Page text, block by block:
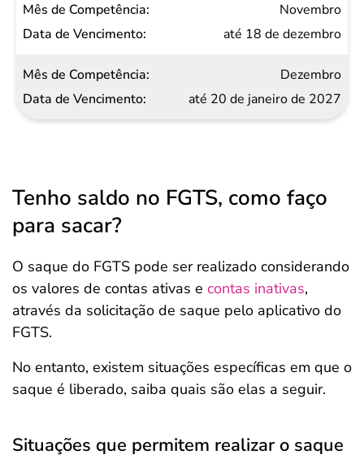
Novembro
até 18 de dezembro
Dezembro
até 20 de janeiro de 2027
Tenho saldo no FGTS, como faço
para sacar?
O saque do FGTS pode ser realizado considerando
os valores de contas ativas e contas inativas,
através da solicitação de saque pelo aplicativo do
FGTS.
No entanto, existem situações específicas em que o
saque é liberado, saiba quais são elas a seguir.
Situações que permitem realizar o saque